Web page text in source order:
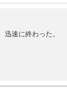
迅速に終わった。